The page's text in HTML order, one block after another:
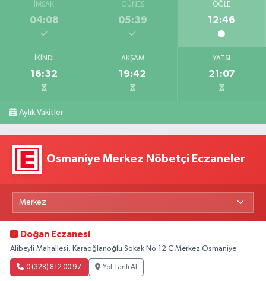
İMSAK
04:08
GÜNEŞ
05:39
ÖĞLE
12:46
İKINDI
16:32
AKŞAM
19:42
YATSI
21:07
Aylık Vakitler
Osmaniye Merkez Nöbetçi Eczaneler
Doğan Eczanesi
Alibeyli Mahallesi, Karaoğlanoğlu Sokak No:12 C Merkez Osmaniye
0 (328) 812 00 97 Yol Tarifi Al